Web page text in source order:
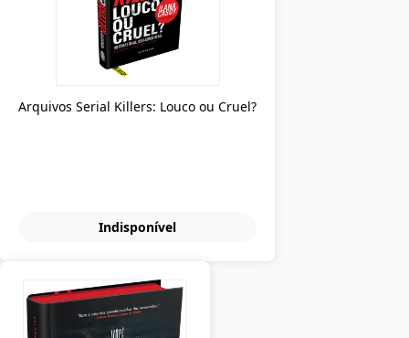
Arquivos Serial Killers: Louco ou Cruel?
Indisponível